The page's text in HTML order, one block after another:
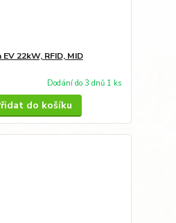
22kW, RFID, MID
Dodání do 3 dnů 1 ks
do košíku